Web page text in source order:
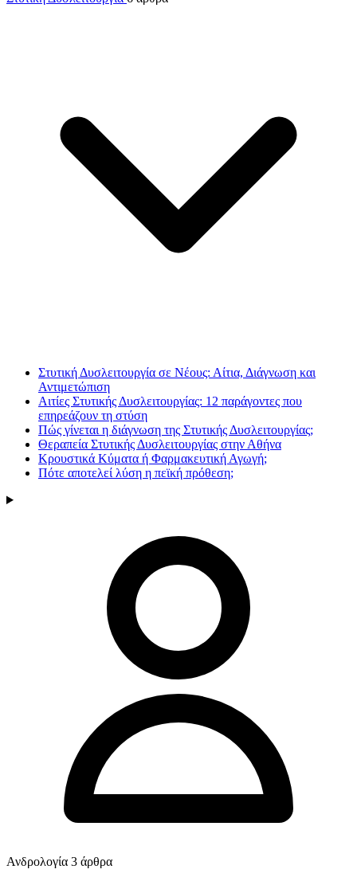
Στυτική Δυσλειτουργία σε Νέους: Αίτια, Διάγνωση και
Αντιμετώπιση
Αιτίες Στυτικής Δυσλειτουργίας: 12 παράγοντες που
επηρεάζουν τη στύση
Πώς γίνεται η διάγνωση της Στυτικής Δυσλειτουργίας;
Θεραπεία Στυτικής Δυσλειτουργίας στην Αθήνα
Κρουστικά Κύματα ή Φαρμακευτική Αγωγή;
Πότε αποτελεί λύση η πεϊκή πρόθεση;
Ανδρολογία 3 άρθρα